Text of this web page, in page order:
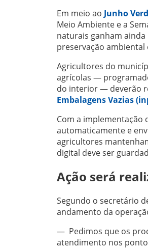
Em meio ao Junho
Meio Ambiente e a
naturais ganham ainda
preservação
Agricultores do
agrícolas —
do interior — deverão
Embalagens Vazias
Com a implementação
automaticamente e
agricultores
digital deve ser
Ação será
Segundo o secretário
andamento da
— Pedimos que os
atendimento nos